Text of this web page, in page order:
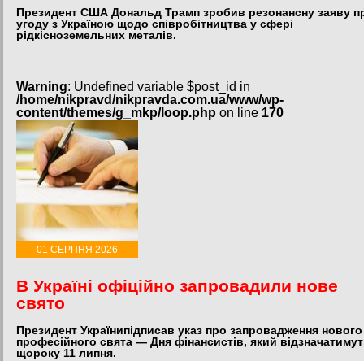
Президент США Дональд Трамп зробив резонансну заяву
угоду з Україною щодо співробітництва у сфері
рідкісноземельних металів.
Warning: Undefined variable $post_id in
/home/nikpravd/nikpravda.com.ua/www/wp-
content/themes/g_mkp/loop.php on line 170
01 СЕРПНЯ 2026
В Україні офіційно запровадили нове
свято
Президент Українипідписав указ про запровадження нового
професійного свята — Дня фінансистів, який
щороку 11 липня.